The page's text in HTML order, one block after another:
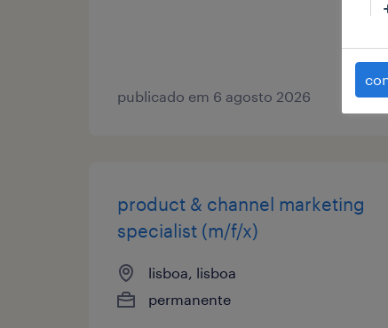
publicado em 6 agosto 2026
product & channel marketing
specialist (m/f/x)
lisboa, lisboa
permanente